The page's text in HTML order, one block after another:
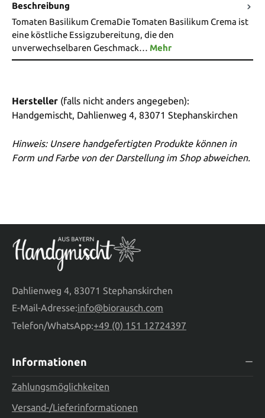
Beschreibung
Tomaten Basilikum CremaDie Tomaten Basilikum Crema ist
eine köstliche Essigzubereitung, die den
unverwechselbaren Geschmack… Mehr
Hersteller (falls nicht anders angegeben):
Handgemischt, Dahlienweg 4, 83071 Stephanskirchen
Hinweis: Unsere handgefertigten Produkte können in
Form und Farbe von der Darstellung im Shop abweichen.
Dahlienweg 4, 83071 Stephanskirchen
E-Mail-Adresse:info@biorausch.com
Telefon/WhatsApp:+49 (0) 151 12724397
Informationen
Zahlungsmöglichkeiten
Versand-/Lieferinformationen